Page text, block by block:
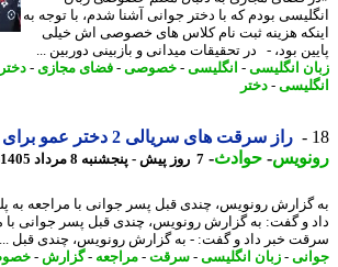
بودم که با دختر جوانی آشنا شدم، با توجه به
هزینه ثبت نام کلاس های خصوصی اش خیلی
بود، - در تحقیقات میدانی و بازبینی دوربین ...
انگلیسی-انگلیسی-خصوصی-فضای مجازی- دختر
-دختر
راز سرقت های سریالی 2 دختر عمو برای مهاجرت فاش شد
-حوادث -7 روز پیش - پنجشنبه 8 مرداد 1405، 08:28
رونویس، چندی قبل پسر جوانی با مراجعه به
و گفت: به گزارش رونویس، چندی قبل پسر جوانی با
خبر داد و گفت: - به گزارش رونویس، چندی قبل ...
- زبان انگلیسی-سرقت-مراجعه -گزارش -خصوصی